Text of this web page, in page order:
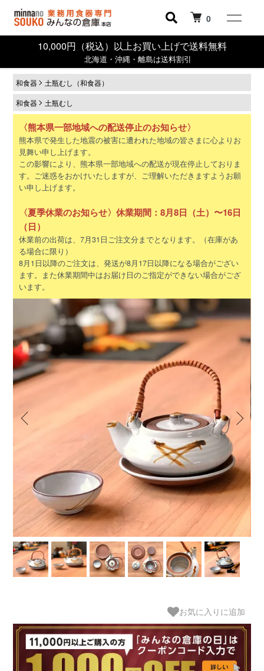
0
10,000円（税込）以上お買い上げで送料無料
北海道・沖縄・離島は送料割引
和食器
土瓶むし（和食器）
和食器
土瓶むし
〈熊本県一部地域への配送停止のお知らせ〉
熊本県で発生した地震の被害に遭われた地域の皆さまに心よりお
見舞い申し上げます。
この影響により、熊本県一部地域への配送が現在停止しておりま
す。ご迷惑をおかけいたしますが、ご理解いただきますようお願
い申し上げます。
〈夏季休業のお知らせ〉休業期間：8月8日（土）〜16日
（日）
休業前の出荷は、7月31日ご注文分までとなります。（在庫があ
る場合に限り）
8月1日以降のご注文は、発送が8月17日以降になる場合がござい
ます。また休業期間中はお届け日のご指定ができない場合がござ
います。
お気に入りに追加